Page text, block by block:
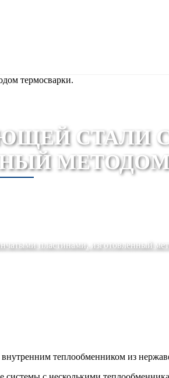
СТАЛИ
пластинами, изготовленный
теплообменником из